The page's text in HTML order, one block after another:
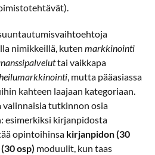
nimikkeillä, kuten markkinointi
tai vaikkapa
, mutta pääasiassa
kahteen laajaan kategoriaan.
valinnaisia tutkinnon osia
esimerkiksi kirjanpidosta
opintoihinsa kirjanpidon (30
osp) moduulit, kun taas